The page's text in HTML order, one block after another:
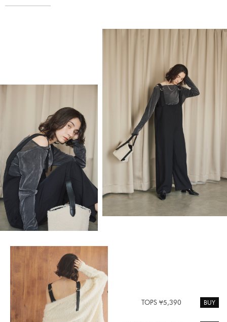
TOPS ¥5,390 BUY